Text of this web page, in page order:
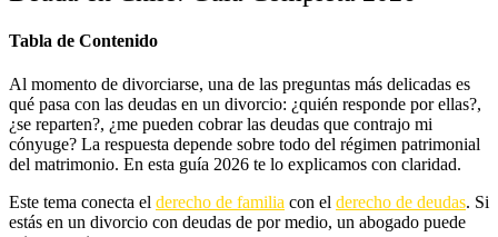
Tabla de Contenido
Al momento de divorciarse, una de las preguntas más delicadas es
qué pasa con las deudas en un divorcio: ¿quién responde por ellas?,
¿se reparten?, ¿me pueden cobrar las deudas que contrajo mi
cónyuge? La respuesta depende sobre todo del régimen patrimonial
del matrimonio. En esta guía 2026 te lo explicamos con claridad.
Este tema conecta el derecho de familia con el derecho de deudas. Si
estás en un divorcio con deudas de por medio, un abogado puede